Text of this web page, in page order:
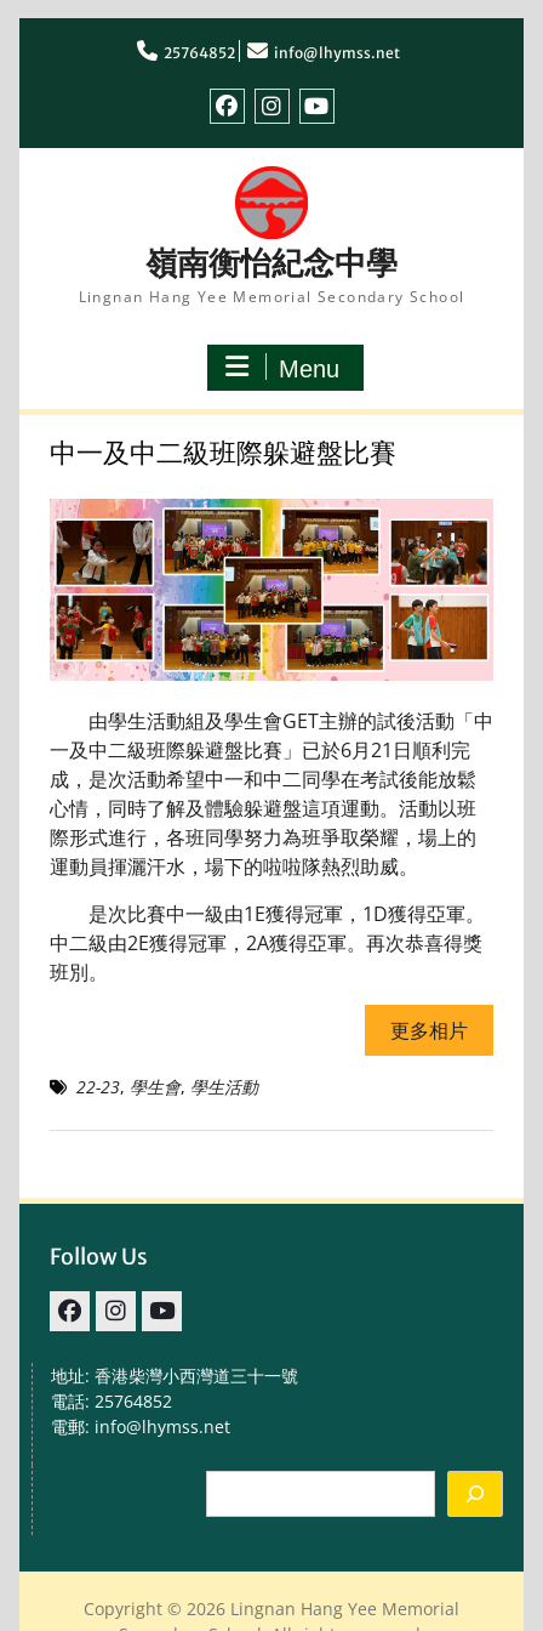
25764852 info@lhymss.net
嶺南衡怡紀念中學
Lingnan Hang Yee Memorial Secondary School
Menu
中一及中二級班際躲避盤比賽
由學生活動組及學生會GET主辦的試後活動「中
一及中二級班際躲避盤比賽」已於6月21日順利完
成，是次活動希望中一和中二同學在考試後能放鬆
心情，同時了解及體驗躲避盤這項運動。活動以班
際形式進行，各班同學努力為班爭取榮耀，場上的
運動員揮灑汗水，場下的啦啦隊熱烈助威。
是次比賽中一級由1E獲得冠軍，1D獲得亞軍。
中二級由2E獲得冠軍，2A獲得亞軍。再次恭喜得獎
班別。
更多相片
22-23, 學生會, 學生活動
Follow Us
地址: 香港柴灣小西灣道三十一號
電話: 25764852
電郵: info@lhymss.net
Copyright © 2026 Lingnan Hang Yee Memorial